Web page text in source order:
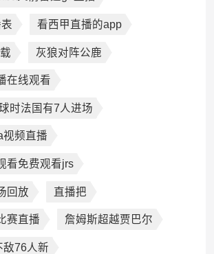
看西甲直播的app
灰狼对阵公鹿
在线观看
时法国有7人进场
视频直播
看免费观看jrs
回放 直播把
赛直播 詹姆斯超越贾巴尔
敌76人新